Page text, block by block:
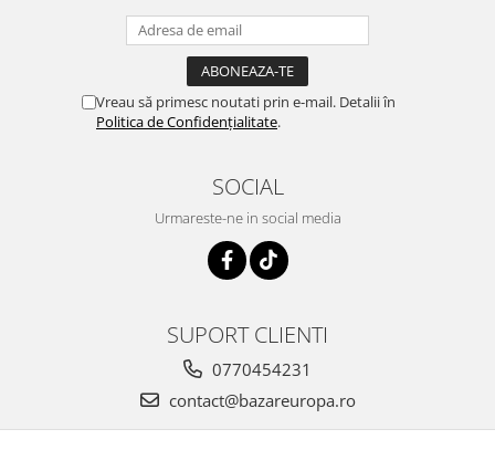
Vreau să primesc noutati prin e-mail. Detalii în
Politica de Confidențialitate.
SOCIAL
Urmareste-ne in social media
SUPORT CLIENTI
0770454231
contact@bazareuropa.ro